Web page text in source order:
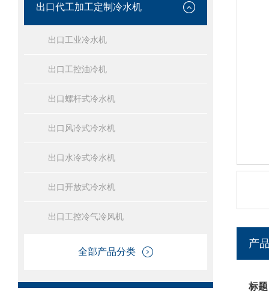
出口代工加工定制冷水机
出口工业冷水机
出口工控油冷机
出口螺杆式冷水机
出口风冷式冷水机
出口水冷式冷水机
出口开放式冷水机
出口工控冷气冷风机
全部产品分类
产
标